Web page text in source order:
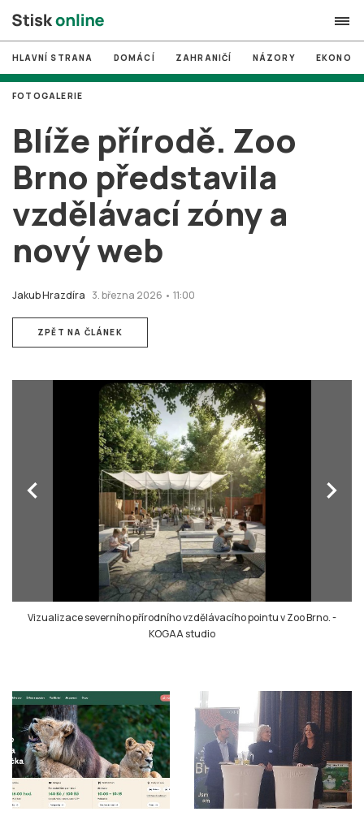
search
# MUNI
# Brno
# volby
login PŘIHLÁSIT SE
Zapomněli jste heslo?
Založit nový účet
HLAVNÍ STRANA DOMÁCÍ ZAHRANIČÍ NÁZORY
Blíže přírodě. Zoo
Brno představila
vzdělávací zóny a
nový web
Jakub Hrazdíra 3. března 2026 • 11:00
FOTOGALERIE
ZPĚT NA ČLÁNEK
chevron_left chevron_right
Vizualizace severního přírodního vzdělávacího pointu v Zoo Brno.-
KOGAA studio